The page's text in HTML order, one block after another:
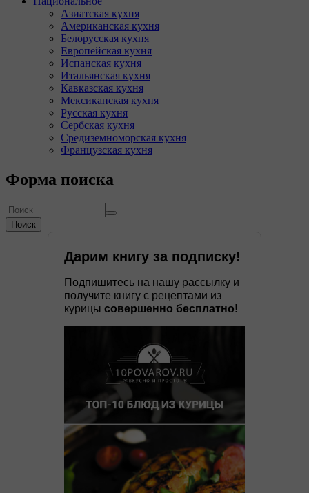
Азиатская кухня
Американская кухня
Белорусская кухня
Европейская кухня
Испанская кухня
Итальянская кухня
Кавказская кухня
Мексиканская кухня
Русская кухня
Сербская кухня
Средиземноморская кухня
Французская кухня
Форма поиска
Поиск
Дарим книгу за подписку!
Подпишитесь на нашу рассылку и
получите книгу с рецептами из
курицы совершенно бесплатно!